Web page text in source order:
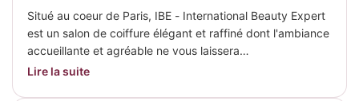
Situé au coeur de Paris, IBE - International Beauty Expert
est un salon de coiffure élégant et raffiné dont l'ambiance
accueillante et agréable ne vous laissera…
Lire la suite